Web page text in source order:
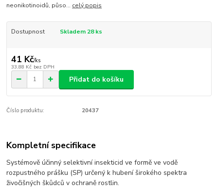
neonikotinoidů, půso... celý popis
Dostupnost Skladem 28 ks
41 Kč/ks
33,88 Kč bez DPH
Přidat do košíku
Číslo produktu: 20437
Kompletní specifikace
Systémově účinný selektivní insekticid ve formě ve vodě
rozpustného prášku (SP) určený k hubení širokého spektra
živočišných škůdců v ochraně rostlin.